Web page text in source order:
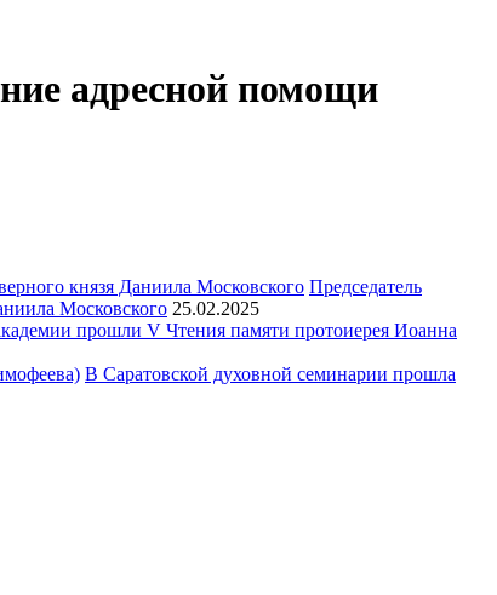
адресной помощи
Председатель
Московского 25.02.2025
прошли V Чтения памяти протоиерея Иоанна
В Саратовской духовной семинарии прошла